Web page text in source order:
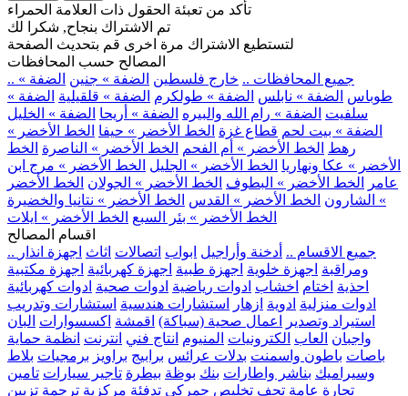
تأكد من تعبئة الحقول ذات العلامة الحمراء
تم الاشتراك بنجاح, شكرا لك
لتستطيع الاشتراك مرة اخرى قم بتحديث الصفحة
المصالح حسب المحافظات
.. جميع المحافظات .. خارج فلسطين الضفة » جنين الضفة »
طوباس الضفة » نابلس الضفة » طولكرم الضفة » قلقيلية الضفة »
سلفيت الضفة » رام الله والبيره الضفة » أريحا الضفة » الخليل
الضفة » بيت لحم قطاع غزة الخط الأخضر » حيفا الخط الأخضر »
رهط الخط الأخضر » أم الفحم الخط الأخضر » الناصرة الخط
الأخضر » عكا ونهاريا الخط الأخضر » الجليل الخط الأخضر » مرج ابن
عامر
الخط الأخضر » البطوف الخط الأخضر » الجولان الخط الأخضر
» الشارون الخط الأخضر » القدس الخط الأخضر » نتانيا والخضيرة
الخط الأخضر » بئر السبع الخط الأخضر » ايلات
اقسام المصالح
.. جميع الاقسام .. أدخنة وأراجيل ابواب اتصالات اثاث اجهزة انذار
ومراقبة اجهزة خلوية اجهزة طبية اجهزة كهربائية اجهزة مكتبية
احذية اختام اخشاب ادوات رياضية ادوات صحية ادوات كهربائية
ادوات منزلية ادوية ازهار استشارات هندسية استشارات وتدريب
استيراد وتصدير
اعمال صحية (سباكة) اقمشة اكسسوارات البان
واجبان العاب الكترونيات المنيوم انتاج فني انترنت انظمة حماية
باصات باطون واسمنت بدلات عرائس برابيج براويز برمجيات بلاط
وسيراميك بناشر واطارات بنك بوظة بيطرة تاجير سيارات تامين
تجارة عامة تحف تخليص جمركي تدفئة مركزية ترجمة تزيين